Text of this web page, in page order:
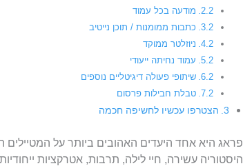
מודעה בכל עמוד
כתבות ממומנות / תוכן נייטיב
ניוזלטר ממוקד
עמוד נחיתה ייעודי
שיתופי פעולה דיגיטליים נוספים
טבלת חבילות פרסום
הצטרפו עכשיו לחשיפה חכמה
פראג היא אחד היעדים האהובים ביותר על
היסטוריה עשירה, חיי לילה, תרבות, אטרקציות